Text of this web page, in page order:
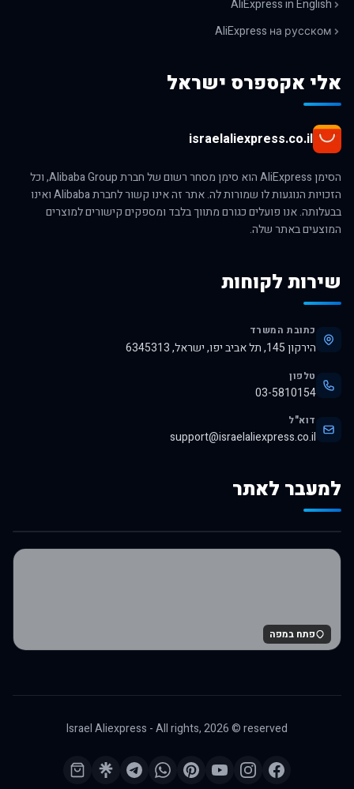
AliExpress in English
AliExpress на русском
אלי אקספרס ישראל
israelaliexpress.co.il
הסימן AliExpress הוא סימן מסחר רשום של חברת Alibaba Group, וכל
הזכויות הנוגעות לו שמורות לה. אתר זה אינו קשור לחברת Alibaba ואינו
בבעלותה. אנו פועלים כגורם מתווך בלבד ומספקים קישורים למוצרים
המוצעים באתר שלה.
שירות לקוחות
כתובת המשרד
הירקון 145, תל אביב יפו, ישראל, 6345313
טלפון
03-5810154
דוא"ל
support@israelaliexpress.co.il
למעבר לאתר
לרכישה באלי אקספרס
פתח במפה
Israel Aliexpress - All rights,2026© reserved